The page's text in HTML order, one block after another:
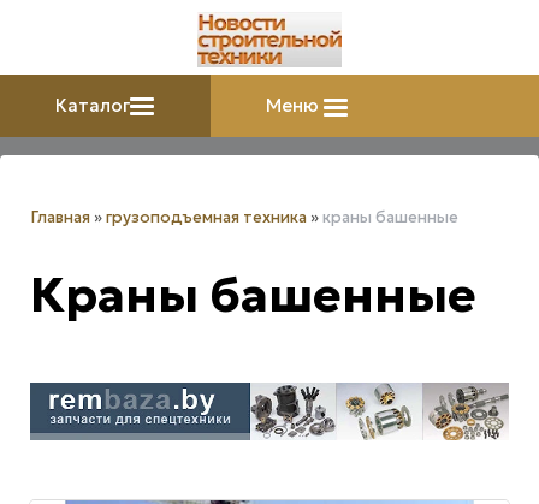
Каталог Меню
Главная »грузоподъемная техника »краны башенные
Краны башенные